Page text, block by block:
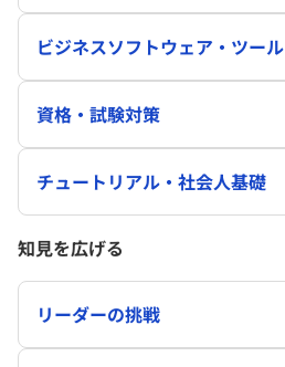
ビジネスソフトウェア・ツール
資格・試験対策
チュートリアル・社会人基礎
知見を広げる
リーダーの挑戦